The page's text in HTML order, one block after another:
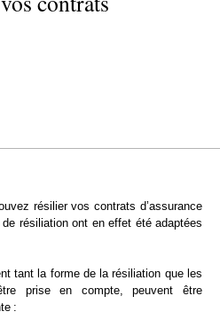
résilier vos contrats d’assurance
résiliation ont en effet été adaptées
tant la forme de la résiliation que les
prise en compte, peuvent être
: